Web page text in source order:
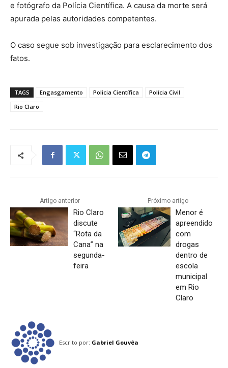
e fotógrafo da Polícia Científica. A causa da morte será
apurada pelas autoridades competentes.
O caso segue sob investigação para esclarecimento dos
fatos.
TAGS Engasgamento Policia Científica
Polícia Civil
Rio Claro
Artigo anterior
Rio Claro
discute
“Rota da
Cana” na
segunda-
feira
Próximo artigo
Menor é
apreendido
com
drogas
dentro de
escola
municipal
em Rio
Claro
Escrito por: Gabriel Gouvêa